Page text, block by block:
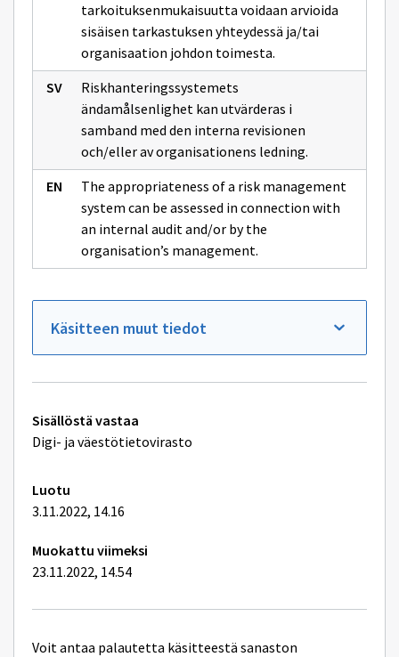
tarkoituksenmukaisuutta voidaan arvioida
sisäisen tarkastuksen yhteydessä ja/tai
organisaation johdon toimesta.
Riskhanteringssystemets
ändamålsenlighet kan utvärderas i
samband med den interna revisionen
och/eller av organisationens ledning.
The appropriateness of a risk management
system can be assessed in connection with
an internal audit and/or by the
organisation’s management.
Käsitteen muut tiedot
Tekniset
lisätiedot
Sisällöstä vastaa
Digi- ja väestötietovirasto
Luotu
3.11.2022, 14.16
Muokattu viimeksi
23.11.2022, 14.54
Voit antaa palautetta käsitteestä sanaston